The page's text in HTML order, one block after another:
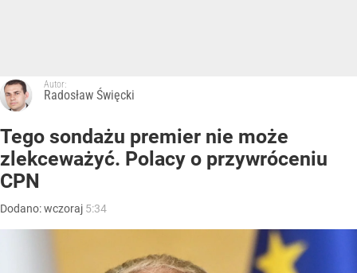
Autor:
Radosław Święcki
Tego sondażu premier nie może
zlekceważyć. Polacy o przywróceniu
CPN
Dodano:wczoraj 5:34